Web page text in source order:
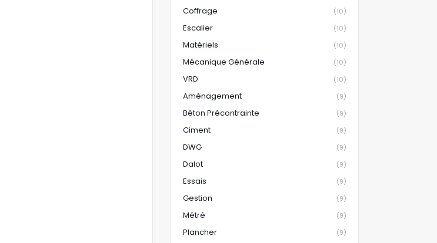
Coffrage (10)
Escalier (10)
Matériels (10)
Mécanique Générale (10)
VRD (10)
Aménagement (9)
Béton Précontrainte (9)
Ciment (9)
DWG (9)
Dalot (9)
Essais (9)
Gestion (9)
Métré (9)
Plancher (9)